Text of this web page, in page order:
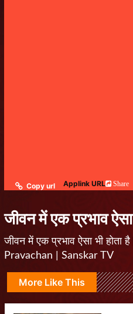
Copy url Applink URL Share
जीवन में एक प्रभाव ऐसा
जीवन में एक प्रभाव ऐसा भी
Pravachan | Sanskar TV
More Like This